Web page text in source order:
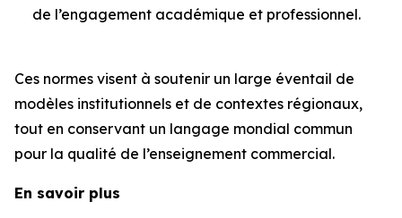
de l’engagement académique et professionnel.
Ces normes visent à soutenir un large éventail de
modèles institutionnels et de contextes régionaux,
tout en conservant un langage mondial commun
pour la qualité de l’enseignement commercial.
En savoir plus